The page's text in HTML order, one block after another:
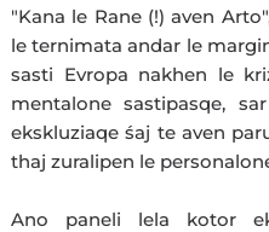
"Kana le Rane (!) aven
le ternimata andar le
sasti Evropa nakhen le
mentalone sastipasqe,
ekskluziaqe śaj te aven
thaj zuralipen le
Ano paneli lela kotor